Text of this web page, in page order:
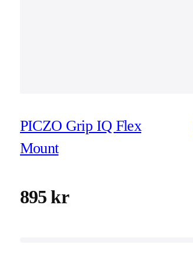
PICZO Grip IQ Flex
Mount
895 kr